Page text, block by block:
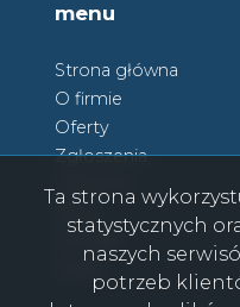
menu
Strona główna
O firmie
Oferty
Zgłoszenia
Kontakt
Ta strona
statystycznych
naszych
potrzeb